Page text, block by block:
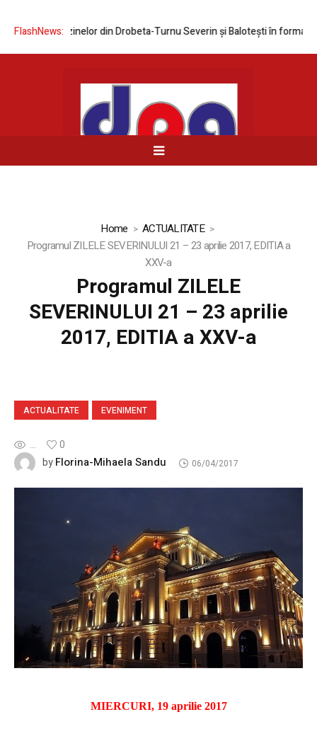
FlashNews:
din Drobeta-Turnu Severin și Balotești în format MEGA
Home
ACTUALITATE
Programul ZILELE SEVERINULUI 21 – 23 aprilie 2017, EDITIA a
XXV-a
Programul ZILELE
SEVERINULUI 21 – 23 aprilie
2017, EDITIA a XXV-a
ACTUALITATE EVENIMENT
...
0
byFlorina-Mihaela Sandu 06/04/2017
MIERCURI, 19 aprilie 2017